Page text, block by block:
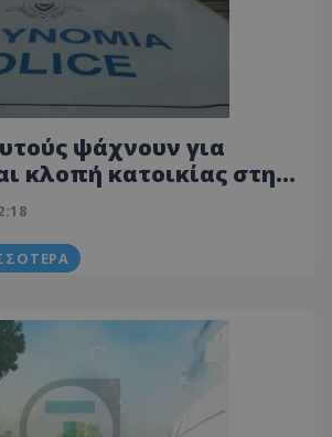
ψάχνουν για
κλοπή κατοικίας στη
φωτογραφίες